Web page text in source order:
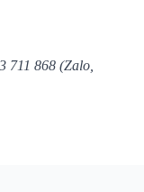
711 868 (Zalo,